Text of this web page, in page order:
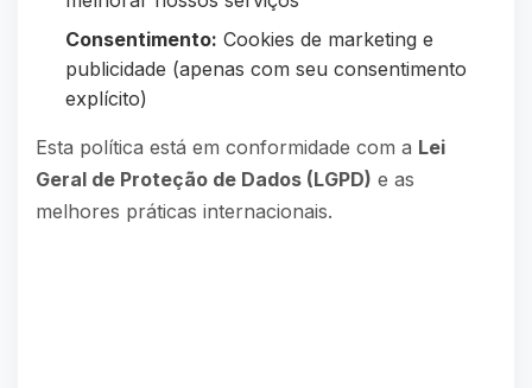
Consentimento: Cookies de marketing e
publicidade (apenas com seu consentimento
explícito)
Esta política está em conformidade com a Lei
Geral de Proteção de Dados (LGPD) e as
melhores práticas internacionais.